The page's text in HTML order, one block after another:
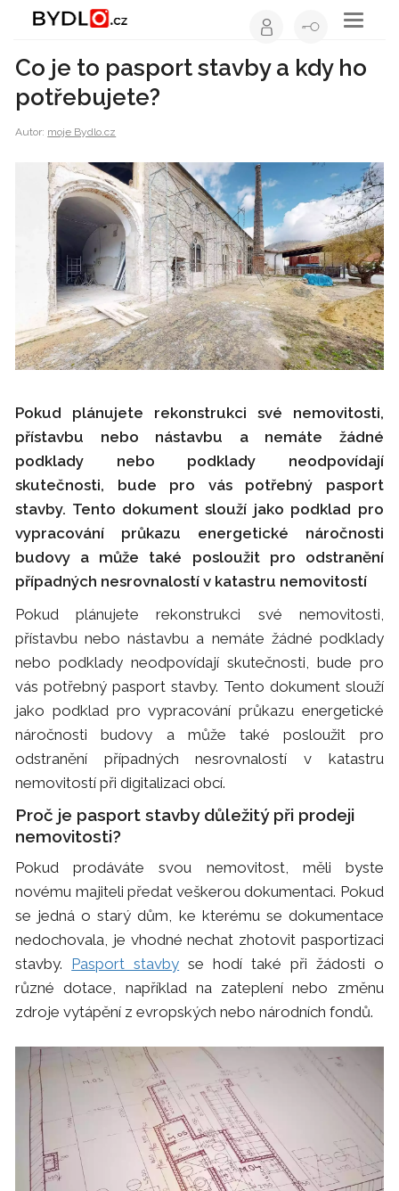
Toggle
Co je to pasport stavby a kdy ho
potřebujete?
Autor: moje Bydlo.cz
Pokud plánujete rekonstrukci své nemovitosti,
přístavbu nebo nástavbu a nemáte žádné
podklady nebo podklady neodpovídají
skutečnosti, bude pro vás potřebný pasport
stavby. Tento dokument slouží jako podklad pro
vypracování průkazu energetické náročnosti
budovy a může také posloužit pro odstranění
případných nesrovnalostí v katastru nemovitostí
Pokud plánujete rekonstrukci své nemovitosti,
přístavbu nebo nástavbu a nemáte žádné podklady
nebo podklady neodpovídají skutečnosti, bude pro
vás potřebný pasport stavby. Tento dokument slouží
jako podklad pro vypracování průkazu energetické
náročnosti budovy a může také posloužit pro
odstranění případných nesrovnalostí v katastru
nemovitostí při digitalizaci obcí.
Proč je pasport stavby důležitý při prodeji
nemovitosti?
Pokud prodáváte svou nemovitost, měli byste
novému majiteli předat veškerou dokumentaci. Pokud
se jedná o starý dům, ke kterému se dokumentace
nedochovala, je vhodné nechat zhotovit pasportizaci
stavby. Pasport stavby se hodí také při žádosti o
různé dotace, například na zateplení nebo změnu
zdroje vytápění z evropských nebo národních fondů.